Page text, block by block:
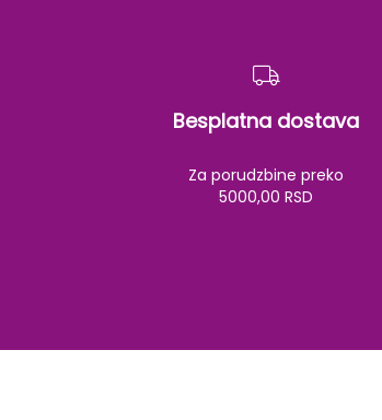
Besplatna dostava
Za porudzbine preko
5000,00 RSD